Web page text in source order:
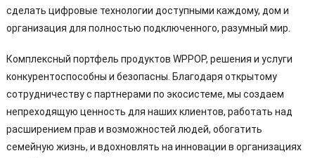
сделать цифровые технологии доступными каждому, дом и
организация для полностью подключенного, разумный мир.
Комплексный портфель продуктов WPPOP, решения и услуги
конкурентоспособны и безопасны. Благодаря открытому
сотрудничеству с партнерами по экосистеме, мы создаем
непреходящую ценность для наших клиентов, работать над
расширением прав и возможностей людей, обогатить
семейную жизнь, и вдохновлять на инновации в организациях